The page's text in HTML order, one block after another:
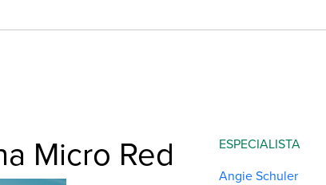
Micro Red
ESPECIALISTA
Angie Schuler